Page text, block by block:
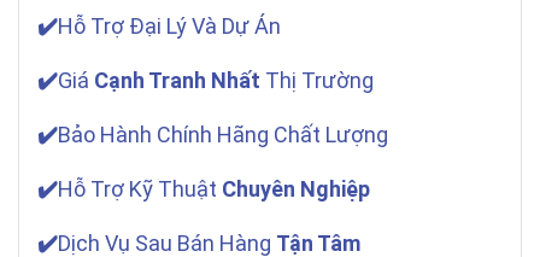
✔️Hỗ Trợ Đại Lý Và Dự Án
✔️Giá Cạnh Tranh Nhất Thị Trường
✔️Bảo Hành Chính Hãng Chất Lượng
✔️Hỗ Trợ Kỹ Thuật Chuyên Nghiệp
✔️Dịch Vụ Sau Bán Hàng Tận Tâm